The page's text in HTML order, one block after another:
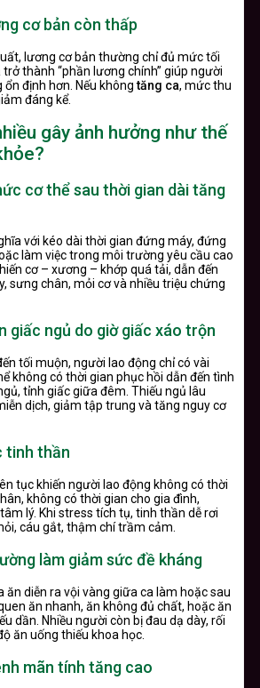
cơ bản còn thấp
lương cơ bản thường chỉ đủ mức tối
trở thành “phần lương chính” giúp người
ổn định hơn. Nếu khôngtăng ca, mức thu
đáng kể.
gây ảnh hưởng như thế
cơ thể sau thời gian dài tăng
với kéo dài thời gian đứng máy, đứng
làm việc trong môi trường yêu cầu cao
cơ – xương – khớp quá tải, dẫn đến
sưng chân, mỏi cơ và nhiều triệu chứng
giấc ngủ do giờ giấc xáo trộn
tối muộn, người lao động chỉ có vài
không có thời gian phục hồi dẫn đến tình
tỉnh giấc giữa đêm. Thiếu ngủ lâu
dịch, giảm tập trung và tăng nguy cơ
tinh thần
tục khiến người lao động không có thời
không có thời gian cho gia đình,
lý. Khi stress tích tụ, tinh thần dễ rơi
cáu gắt, thậm chí trầm cảm.
làm giảm sức đề kháng
ăn diễn ra vội vàng giữa ca làm hoặc sau
ăn nhanh, ăn không đủ chất, hoặc ăn
dần. Nhiều người còn bị đau dạ dày, rối
ăn uống thiếu khoa học.
mãn tính tăng cao